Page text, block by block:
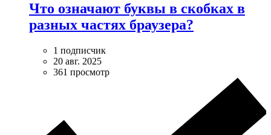
Что означают буквы в скобках в
разных частях браузера?
1 подписчик
20 авг. 2025
361 просмотр